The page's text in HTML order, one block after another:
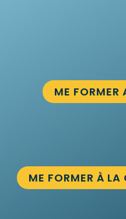
ME FORMER
ME FORMER À